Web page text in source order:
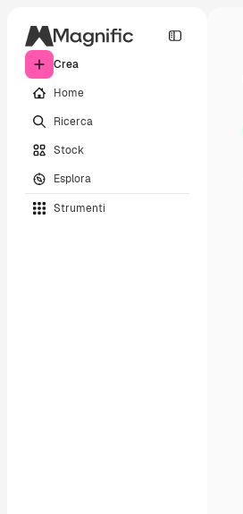
Crea
Home
Ricerca
Stock
Esplora
Strumenti